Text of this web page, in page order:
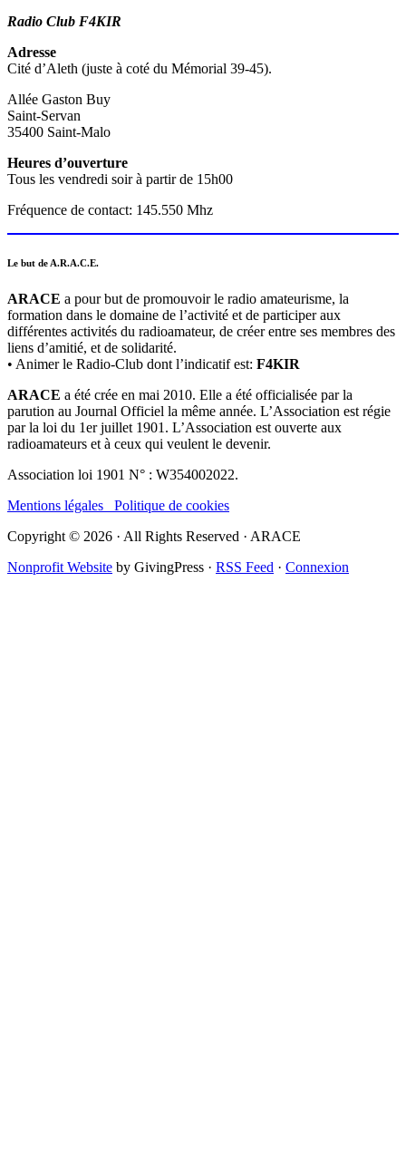
Radio Club F4KIR
Adresse
Cité d’Aleth (juste à coté du Mémorial 39-45).
Allée Gaston Buy
Saint-Servan
35400 Saint-Malo
Heures d’ouverture
Tous les vendredi soir à partir de 15h00
Fréquence de contact: 145.550 Mhz
Le but de A.R.A.C.E.
ARACE a pour but de promouvoir le radio amateurisme, la
formation dans le domaine de l’activité et de participer aux
différentes activités du radioamateur, de créer entre ses membres des
liens d’amitié, et de solidarité.
• Animer le Radio-Club dont l’indicatif est: F4KIR
ARACE a été crée en mai 2010. Elle a été officialisée par la
parution au Journal Officiel la même année. L’Association est régie
par la loi du 1er juillet 1901. L’Association est ouverte aux
radioamateurs et à ceux qui veulent le devenir.
Association loi 1901 N° : W354002022.
Mentions légales Politique de cookies
Copyright © 2026 · All Rights Reserved · ARACE
Nonprofit Website by GivingPress · RSS Feed · Connexion